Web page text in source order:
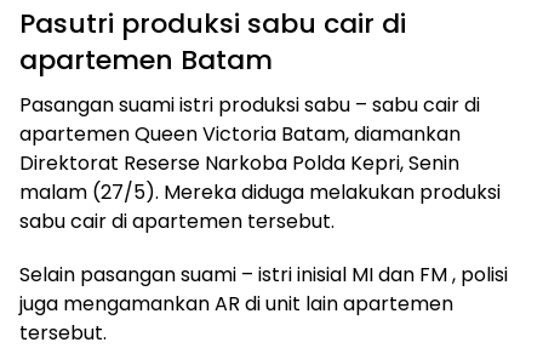
Pasutri produksi sabu cair di
apartemen Batam
Pasangan suami istri produksi sabu – sabu cair di
apartemen Queen Victoria Batam, diamankan
Direktorat Reserse Narkoba Polda Kepri, Senin
malam (27/5). Mereka diduga melakukan produksi
sabu cair di apartemen tersebut.
Selain pasangan suami – istri inisial MI dan FM , polisi
juga mengamankan AR di unit lain apartemen
tersebut.